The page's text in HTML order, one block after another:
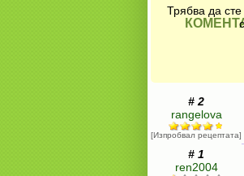
Трябва да
# 2
rangelova
[Изпробвал рецептата]
# 1
ren2004